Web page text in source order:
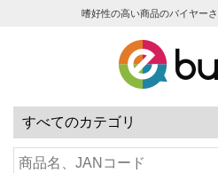
嗜好性の高い商品のバイヤー